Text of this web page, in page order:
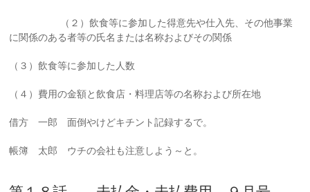
（２）飲食等に参加した得意先や仕入先、その他事業
に関係のある者等の氏名または名称およびその関係
（３）飲食等に参加した人数
（４）費用の金額と飲食店・料理店等の名称および所在地
借方 一郎 面倒やけどキチント記録するで。
帳簿 太郎 ウチの会社も注意しよう～と。